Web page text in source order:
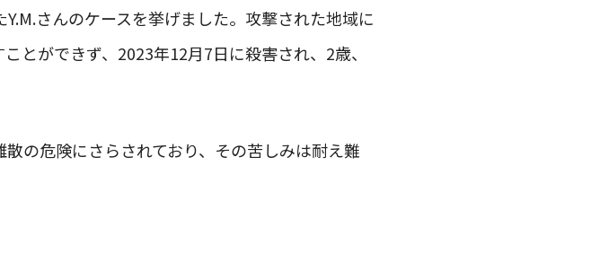
さんのケースを挙げました。攻撃された地域に
とができず、2023年12月7日に殺害され、2歳、
の危険にさらされており、その苦しみは耐え難